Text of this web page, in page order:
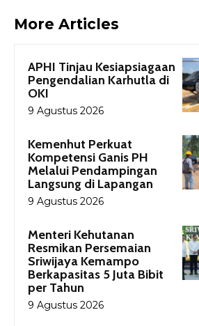
More Articles
APHI Tinjau Kesiapsiagaan
Pengendalian Karhutla di
OKI
9 Agustus 2026
Kemenhut Perkuat
Kompetensi Ganis PH
Melalui Pendampingan
Langsung di Lapangan
9 Agustus 2026
Menteri Kehutanan
Resmikan Persemaian
Sriwijaya Kemampo
Berkapasitas 5 Juta Bibit
per Tahun
9 Agustus 2026